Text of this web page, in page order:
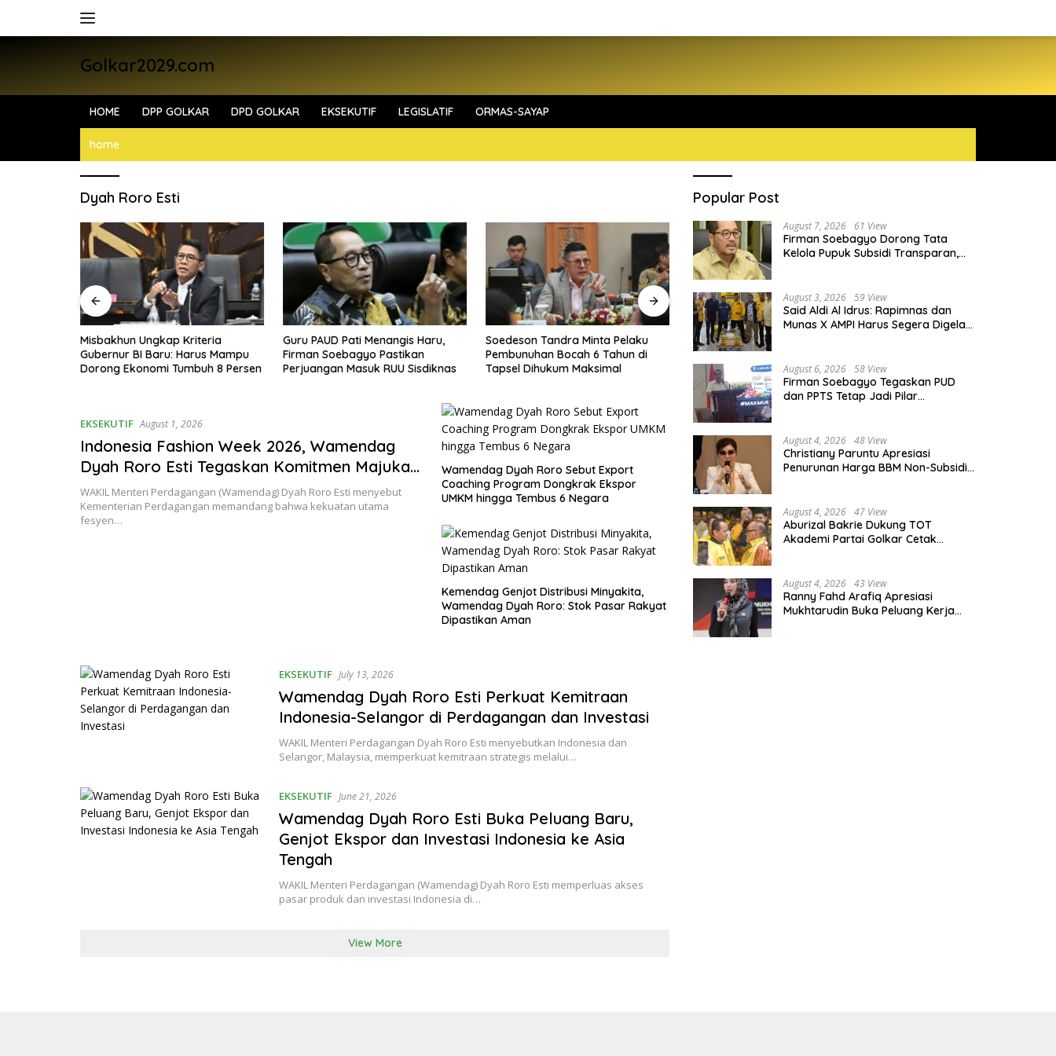
Golkar2029.com
HOME DPP GOLKAR DPD GOLKAR EKSEKUTIF LEGISLATIF ORMAS-SAYAP
home
Dyah Roro Esti
Misbakhun Ungkap Kriteria
Gubernur BI Baru: Harus Mampu
Dorong Ekonomi Tumbuh 8 Persen
Guru PAUD Pati Menangis Haru,
Firman Soebagyo Pastikan
Perjuangan Masuk RUU Sisdiknas
Soedeson Tandra Minta Pelaku
Pembunuhan Bocah 6 Tahun di
Tapsel Dihukum Maksimal
Zigo Rolanda Kawal Penanganan
7 Sungai dan Pembangunan SPAM
di Solok
EKSEKUTIF August 1, 2026
Indonesia Fashion Week 2026, Wamendag
Dyah Roro Esti Tegaskan Komitmen Majukan
Fesyen Nasional
WAKIL Menteri Perdagangan (Wamendag) Dyah Roro Esti menyebut
Kementerian Perdagangan memandang bahwa kekuatan utama
fesyen…
Wamendag Dyah Roro Sebut Export
Coaching Program Dongkrak Ekspor
UMKM hingga Tembus 6 Negara
Kemendag Genjot Distribusi Minyakita,
Wamendag Dyah Roro: Stok Pasar Rakyat
Dipastikan Aman
EKSEKUTIF July 13, 2026
Wamendag Dyah Roro Esti Perkuat Kemitraan
Indonesia-Selangor di Perdagangan dan Investasi
WAKIL Menteri Perdagangan Dyah Roro Esti menyebutkan Indonesia dan
Selangor, Malaysia, memperkuat kemitraan strategis melalui…
EKSEKUTIF June 21, 2026
Wamendag Dyah Roro Esti Buka Peluang Baru,
Genjot Ekspor dan Investasi Indonesia ke Asia
Tengah
WAKIL Menteri Perdagangan (Wamendag) Dyah Roro Esti memperluas akses
pasar produk dan investasi Indonesia di…
View More
Popular Post
August 7, 2026 61 View
Firman Soebagyo Dorong Tata
Kelola Pupuk Subsidi Transparan,
August 3, 2026 59 View
Said Aldi Al Idrus: Rapimnas dan
Munas X AMPI Harus Segera Digelar
August 6, 2026 58 View
Firman Soebagyo Tegaskan PUD
dan PPTS Tetap Jadi Pilar
August 4, 2026 48 View
Christiany Paruntu Apresiasi
Penurunan Harga BBM Non-Subsidi,
August 4, 2026 47 View
Aburizal Bakrie Dukung TOT
Akademi Partai Golkar Cetak
August 4, 2026 43 View
Ranny Fahd Arafiq Apresiasi
Mukhtarudin Buka Peluang Kerja